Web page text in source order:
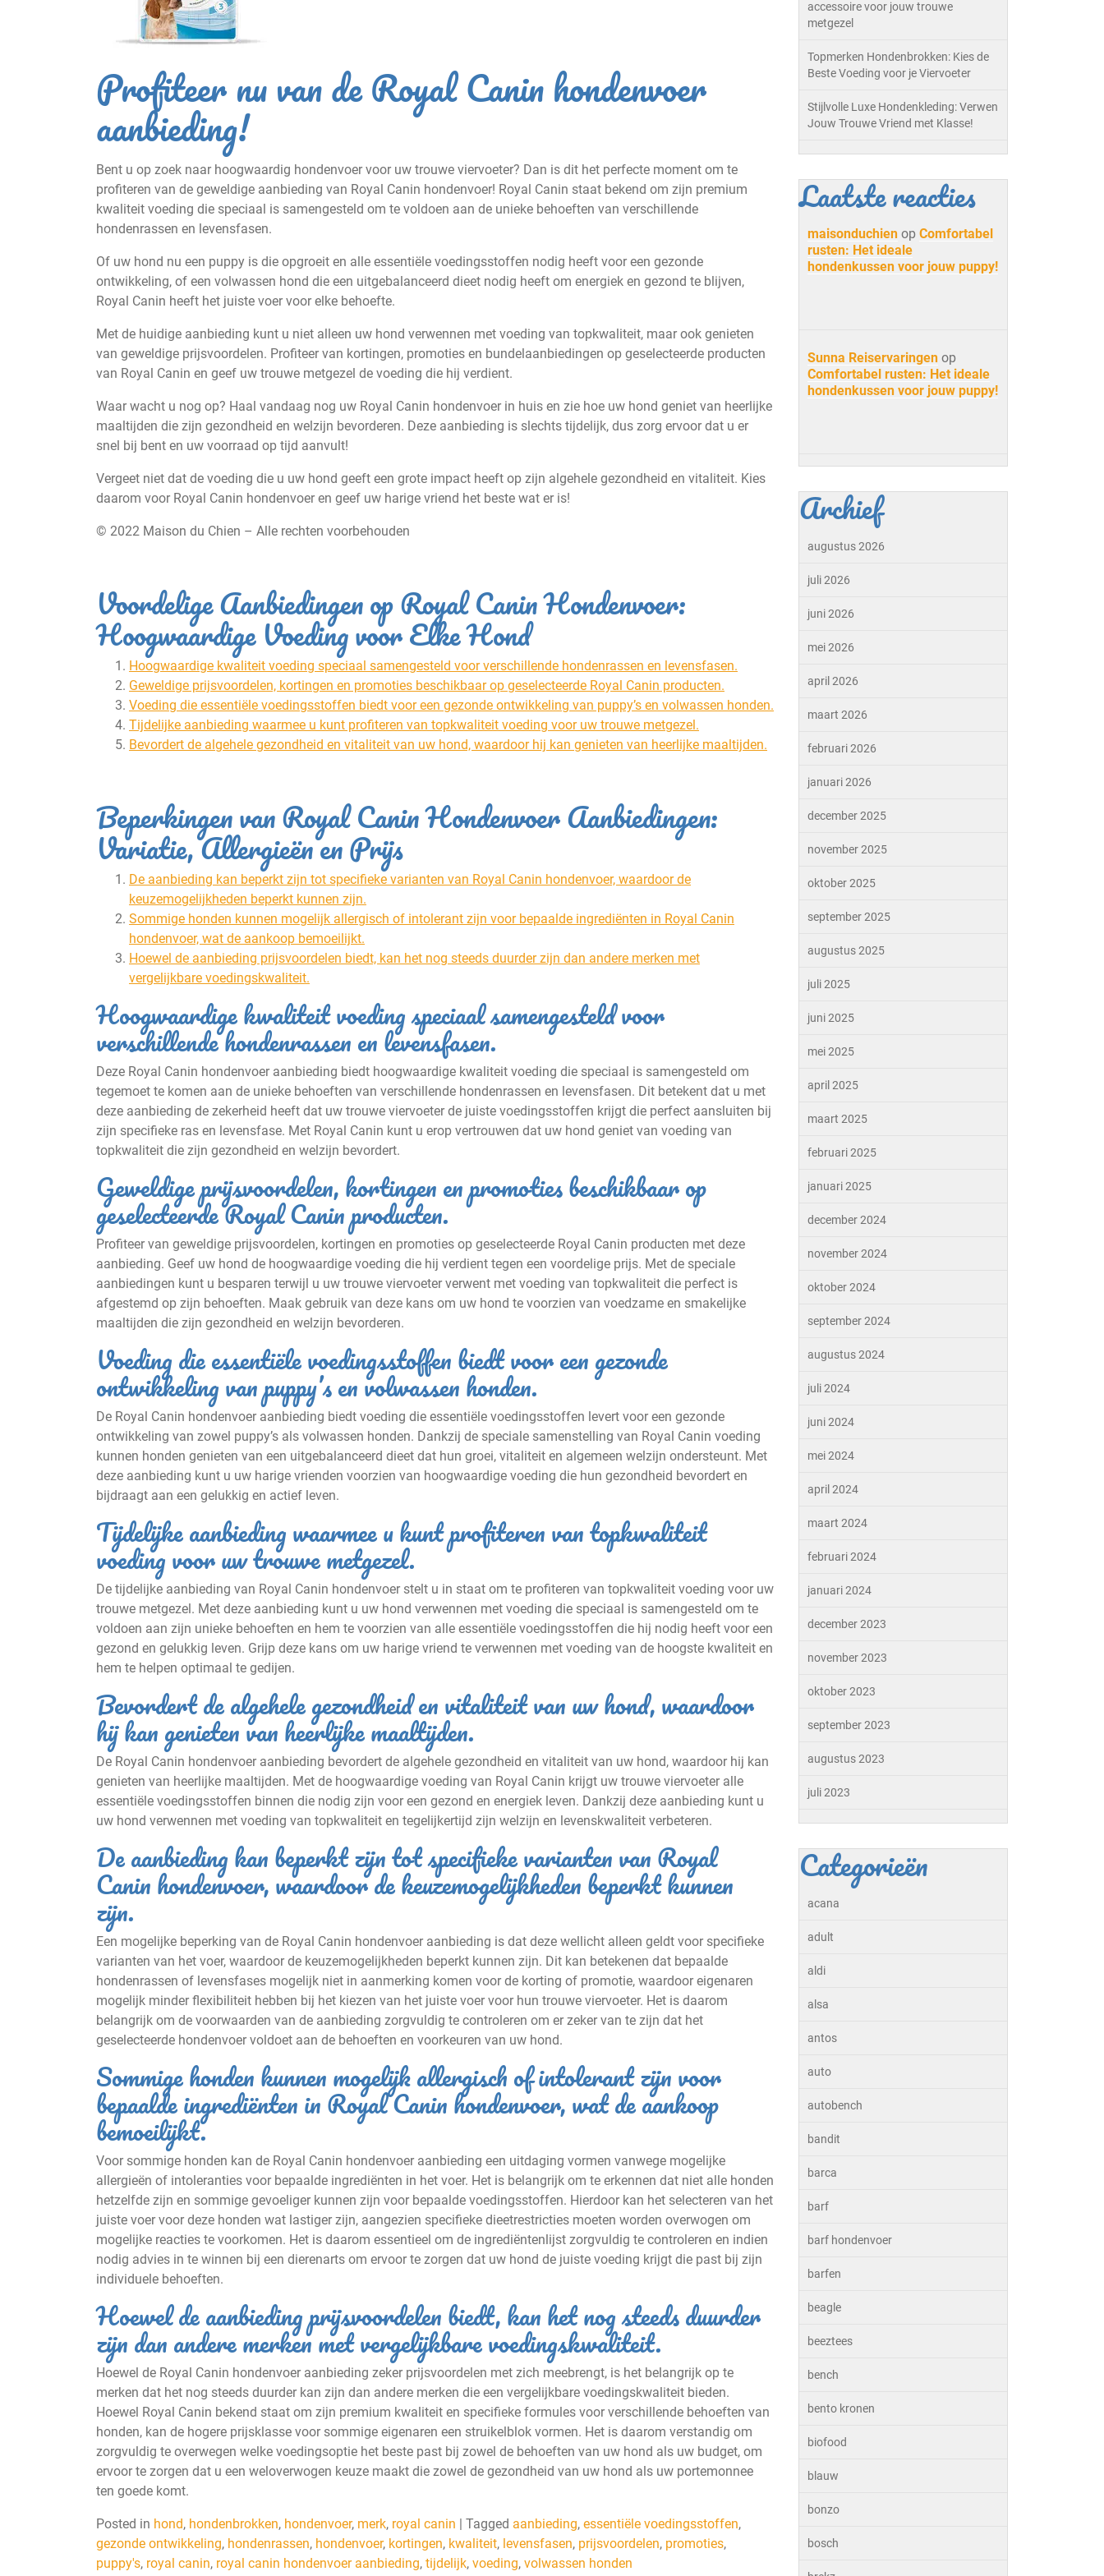
Profiteer nu van de Royal Canin hondenvoer
aanbieding!
Bent u op zoek naar hoogwaardig hondenvoer voor uw trouwe viervoeter? Dan is dit het perfecte moment om te
profiteren van de geweldige aanbieding van Royal Canin hondenvoer! Royal Canin staat bekend om zijn premium
kwaliteit voeding die speciaal is samengesteld om te voldoen aan de unieke behoeften van verschillende
hondenrassen en levensfasen.
Of uw hond nu een puppy is die opgroeit en alle essentiële voedingsstoffen nodig heeft voor een gezonde
ontwikkeling, of een volwassen hond die een uitgebalanceerd dieet nodig heeft om energiek en gezond te blijven,
Royal Canin heeft het juiste voer voor elke behoefte.
Met de huidige aanbieding kunt u niet alleen uw hond verwennen met voeding van topkwaliteit, maar ook genieten
van geweldige prijsvoordelen. Profiteer van kortingen, promoties en bundelaanbiedingen op geselecteerde producten
van Royal Canin en geef uw trouwe metgezel de voeding die hij verdient.
Waar wacht u nog op? Haal vandaag nog uw Royal Canin hondenvoer in huis en zie hoe uw hond geniet van heerlijke
maaltijden die zijn gezondheid en welzijn bevorderen. Deze aanbieding is slechts tijdelijk, dus zorg ervoor dat u er
snel bij bent en uw voorraad op tijd aanvult!
Vergeet niet dat de voeding die u uw hond geeft een grote impact heeft op zijn algehele gezondheid en vitaliteit. Kies
daarom voor Royal Canin hondenvoer en geef uw harige vriend het beste wat er is!
© 2022 Maison du Chien – Alle rechten voorbehouden
Voordelige Aanbiedingen op Royal Canin Hondenvoer:
Hoogwaardige Voeding voor Elke Hond
Hoogwaardige kwaliteit voeding speciaal samengesteld voor verschillende hondenrassen en levensfasen.
Geweldige prijsvoordelen, kortingen en promoties beschikbaar op geselecteerde Royal Canin producten.
Voeding die essentiële voedingsstoffen biedt voor een gezonde ontwikkeling van puppy’s en volwassen honden.
Tijdelijke aanbieding waarmee u kunt profiteren van topkwaliteit voeding voor uw trouwe metgezel.
Bevordert de algehele gezondheid en vitaliteit van uw hond, waardoor hij kan genieten van heerlijke maaltijden.
Beperkingen van Royal Canin Hondenvoer Aanbiedingen:
Variatie, Allergieën en Prijs
De aanbieding kan beperkt zijn tot specifieke varianten van Royal Canin hondenvoer, waardoor de
keuzemogelijkheden beperkt kunnen zijn.
Sommige honden kunnen mogelijk allergisch of intolerant zijn voor bepaalde ingrediënten in Royal Canin
hondenvoer, wat de aankoop bemoeilijkt.
Hoewel de aanbieding prijsvoordelen biedt, kan het nog steeds duurder zijn dan andere merken met
vergelijkbare voedingskwaliteit.
Hoogwaardige kwaliteit voeding speciaal samengesteld voor
verschillende hondenrassen en levensfasen.
Deze Royal Canin hondenvoer aanbieding biedt hoogwaardige kwaliteit voeding die speciaal is samengesteld om
tegemoet te komen aan de unieke behoeften van verschillende hondenrassen en levensfasen. Dit betekent dat u met
deze aanbieding de zekerheid heeft dat uw trouwe viervoeter de juiste voedingsstoffen krijgt die perfect aansluiten bij
zijn specifieke ras en levensfase. Met Royal Canin kunt u erop vertrouwen dat uw hond geniet van voeding van
topkwaliteit die zijn gezondheid en welzijn bevordert.
Geweldige prijsvoordelen, kortingen en promoties beschikbaar op
geselecteerde Royal Canin producten.
Profiteer van geweldige prijsvoordelen, kortingen en promoties op geselecteerde Royal Canin producten met deze
aanbieding. Geef uw hond de hoogwaardige voeding die hij verdient tegen een voordelige prijs. Met de speciale
aanbiedingen kunt u besparen terwijl u uw trouwe viervoeter verwent met voeding van topkwaliteit die perfect is
afgestemd op zijn behoeften. Maak gebruik van deze kans om uw hond te voorzien van voedzame en smakelijke
maaltijden die zijn gezondheid en welzijn bevorderen.
Voeding die essentiële voedingsstoffen biedt voor een gezonde
ontwikkeling van puppy’s en volwassen honden.
De Royal Canin hondenvoer aanbieding biedt voeding die essentiële voedingsstoffen levert voor een gezonde
ontwikkeling van zowel puppy’s als volwassen honden. Dankzij de speciale samenstelling van Royal Canin voeding
kunnen honden genieten van een uitgebalanceerd dieet dat hun groei, vitaliteit en algemeen welzijn ondersteunt. Met
deze aanbieding kunt u uw harige vrienden voorzien van hoogwaardige voeding die hun gezondheid bevordert en
bijdraagt aan een gelukkig en actief leven.
Tijdelijke aanbieding waarmee u kunt profiteren van topkwaliteit
voeding voor uw trouwe metgezel.
De tijdelijke aanbieding van Royal Canin hondenvoer stelt u in staat om te profiteren van topkwaliteit voeding voor uw
trouwe metgezel. Met deze aanbieding kunt u uw hond verwennen met voeding die speciaal is samengesteld om te
voldoen aan zijn unieke behoeften en hem te voorzien van alle essentiële voedingsstoffen die hij nodig heeft voor een
gezond en gelukkig leven. Grijp deze kans om uw harige vriend te verwennen met voeding van de hoogste kwaliteit en
hem te helpen optimaal te gedijen.
Bevordert de algehele gezondheid en vitaliteit van uw hond, waardoor
hij kan genieten van heerlijke maaltijden.
De Royal Canin hondenvoer aanbieding bevordert de algehele gezondheid en vitaliteit van uw hond, waardoor hij kan
genieten van heerlijke maaltijden. Met de hoogwaardige voeding van Royal Canin krijgt uw trouwe viervoeter alle
essentiële voedingsstoffen binnen die nodig zijn voor een gezond en energiek leven. Dankzij deze aanbieding kunt u
uw hond verwennen met voeding van topkwaliteit en tegelijkertijd zijn welzijn en levenskwaliteit verbeteren.
De aanbieding kan beperkt zijn tot specifieke varianten van Royal
Canin hondenvoer, waardoor de keuzemogelijkheden beperkt kunnen
zijn.
Een mogelijke beperking van de Royal Canin hondenvoer aanbieding is dat deze wellicht alleen geldt voor specifieke
varianten van het voer, waardoor de keuzemogelijkheden beperkt kunnen zijn. Dit kan betekenen dat bepaalde
hondenrassen of levensfases mogelijk niet in aanmerking komen voor de korting of promotie, waardoor eigenaren
mogelijk minder flexibiliteit hebben bij het kiezen van het juiste voer voor hun trouwe viervoeter. Het is daarom
belangrijk om de voorwaarden van de aanbieding zorgvuldig te controleren om er zeker van te zijn dat het
geselecteerde hondenvoer voldoet aan de behoeften en voorkeuren van uw hond.
Sommige honden kunnen mogelijk allergisch of intolerant zijn voor
bepaalde ingrediënten in Royal Canin hondenvoer, wat de aankoop
bemoeilijkt.
Voor sommige honden kan de Royal Canin hondenvoer aanbieding een uitdaging vormen vanwege mogelijke
allergieën of intoleranties voor bepaalde ingrediënten in het voer. Het is belangrijk om te erkennen dat niet alle honden
hetzelfde zijn en sommige gevoeliger kunnen zijn voor bepaalde voedingsstoffen. Hierdoor kan het selecteren van het
juiste voer voor deze honden wat lastiger zijn, aangezien specifieke dieetrestricties moeten worden overwogen om
mogelijke reacties te voorkomen. Het is daarom essentieel om de ingrediëntenlijst zorgvuldig te controleren en indien
nodig advies in te winnen bij een dierenarts om ervoor te zorgen dat uw hond de juiste voeding krijgt die past bij zijn
individuele behoeften.
Hoewel de aanbieding prijsvoordelen biedt, kan het nog steeds duurder
zijn dan andere merken met vergelijkbare voedingskwaliteit.
Hoewel de Royal Canin hondenvoer aanbieding zeker prijsvoordelen met zich meebrengt, is het belangrijk op te
merken dat het nog steeds duurder kan zijn dan andere merken die een vergelijkbare voedingskwaliteit bieden.
Hoewel Royal Canin bekend staat om zijn premium kwaliteit en specifieke formules voor verschillende behoeften van
honden, kan de hogere prijsklasse voor sommige eigenaren een struikelblok vormen. Het is daarom verstandig om
zorgvuldig te overwegen welke voedingsoptie het beste past bij zowel de behoeften van uw hond als uw budget, om
ervoor te zorgen dat u een weloverwogen keuze maakt die zowel de gezondheid van uw hond als uw portemonnee
ten goede komt.
Posted in hond, hondenbrokken, hondenvoer, merk, royal canin | Tagged aanbieding, essentiële voedingsstoffen,
gezonde ontwikkeling, hondenrassen, hondenvoer, kortingen, kwaliteit, levensfasen, prijsvoordelen, promoties,
puppy's, royal canin, royal canin hondenvoer aanbieding, tijdelijk, voeding, volwassen honden
accessoire voor jouw trouwe
metgezel
Topmerken Hondenbrokken: Kies de
Beste Voeding voor je Viervoeter
Stijlvolle Luxe Hondenkleding: Verwen
Jouw Trouwe Vriend met Klasse!
Laatste reacties
maisonduchien op Comfortabel
rusten: Het ideale
hondenkussen voor jouw puppy!
Sunna Reiservaringen op
Comfortabel rusten: Het ideale
hondenkussen voor jouw puppy!
Archief
augustus 2026
juli 2026
juni 2026
mei 2026
april 2026
maart 2026
februari 2026
januari 2026
december 2025
november 2025
oktober 2025
september 2025
augustus 2025
juli 2025
juni 2025
mei 2025
april 2025
maart 2025
februari 2025
januari 2025
december 2024
november 2024
oktober 2024
september 2024
augustus 2024
juli 2024
juni 2024
mei 2024
april 2024
maart 2024
februari 2024
januari 2024
december 2023
november 2023
oktober 2023
september 2023
augustus 2023
juli 2023
Categorieën
acana
adult
aldi
alsa
antos
auto
autobench
bandit
barca
barf
barf hondenvoer
barfen
beagle
beeztees
bench
bento kronen
biofood
blauw
bonzo
bosch